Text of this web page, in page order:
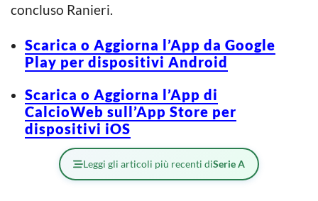
concluso Ranieri.
Scarica o Aggiorna l’App da Google
Play per dispositivi Android
Scarica o Aggiorna l’App di
CalcioWeb sull’App Store per
dispositivi iOS
Leggi gli articoli più recenti diSerie A